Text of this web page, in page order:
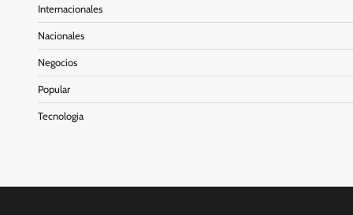
Internacionales
Nacionales
Negocios
Popular
Tecnologia